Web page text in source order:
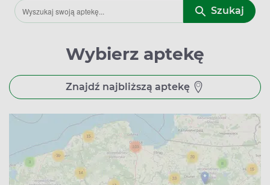
Szukaj
Wybierz aptekę
Znajdź najbliższą aptekę